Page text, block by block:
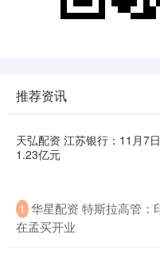
推荐资讯
天弘配资 江苏银行：11月7
1.23亿元
1 华星配资 特斯拉高管：
在孟买开业